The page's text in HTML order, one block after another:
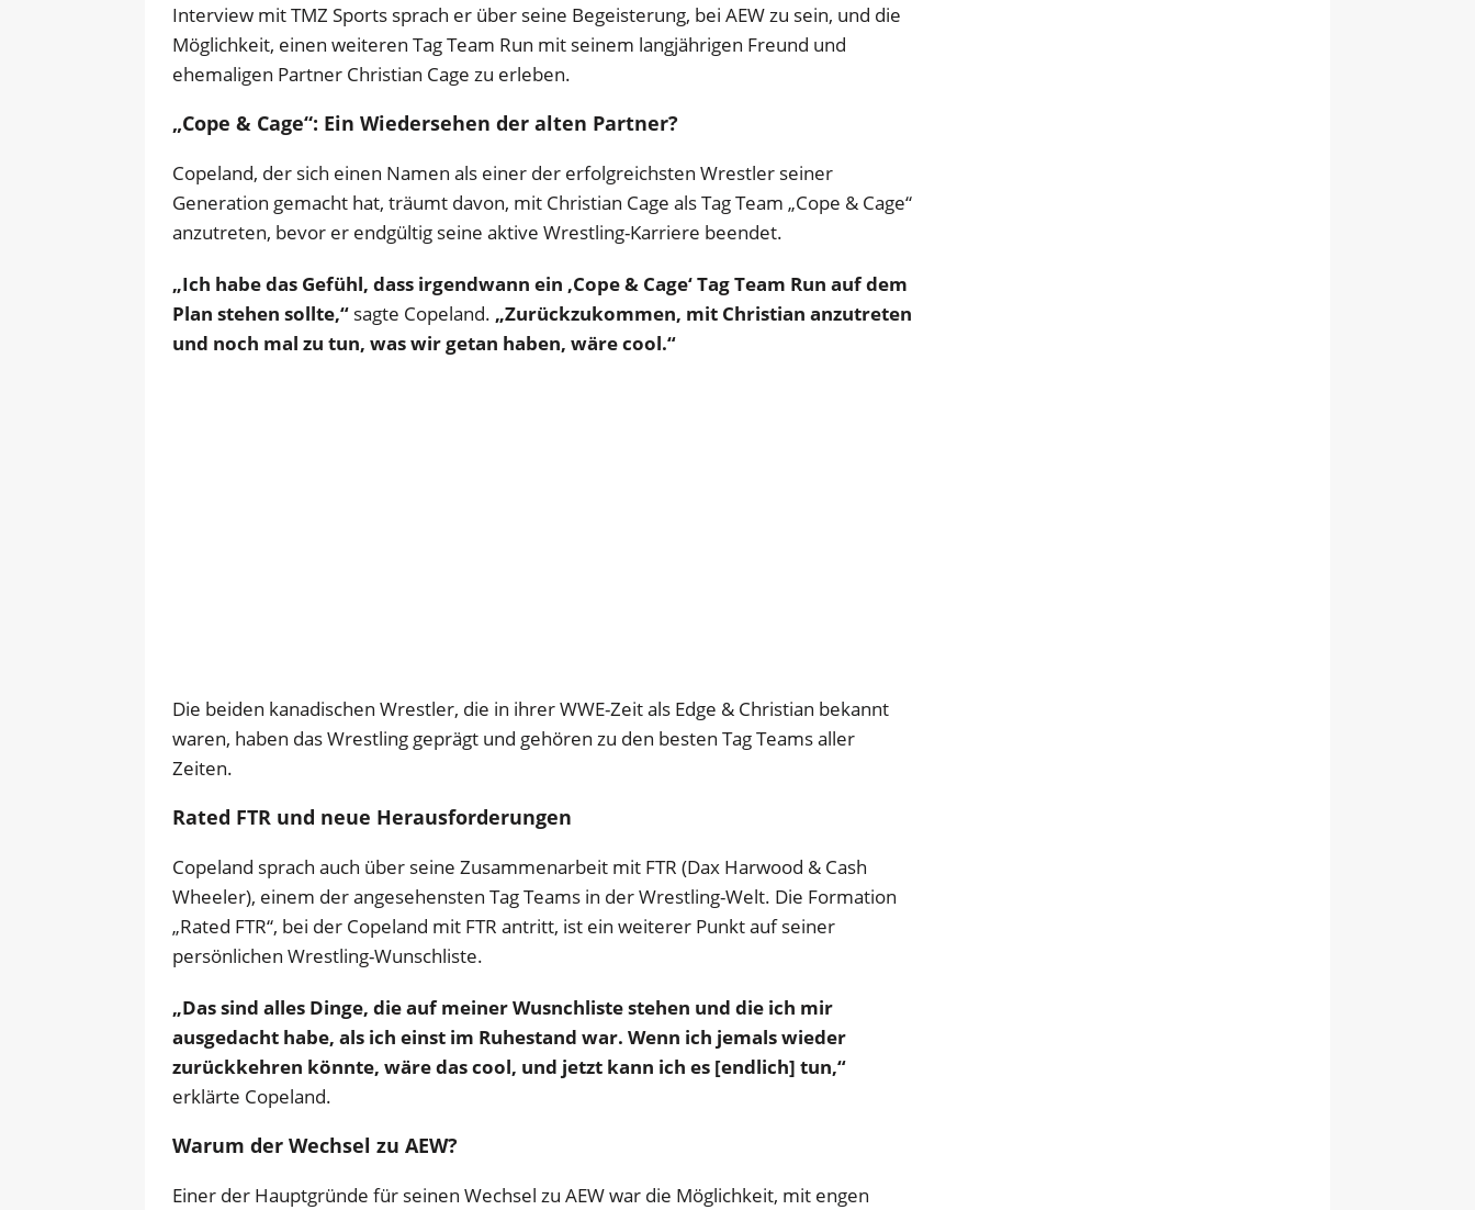
Interview mit TMZ Sports sprach er über seine Begeisterung, bei AEW zu sein, und die
Möglichkeit, einen weiteren Tag Team Run mit seinem langjährigen Freund und
ehemaligen Partner Christian Cage zu erleben.
„Cope & Cage“: Ein Wiedersehen der alten Partner?
Copeland, der sich einen Namen als einer der erfolgreichsten Wrestler seiner
Generation gemacht hat, träumt davon, mit Christian Cage als Tag Team „Cope & Cage“
anzutreten, bevor er endgültig seine aktive Wrestling-Karriere beendet.
„Ich habe das Gefühl, dass irgendwann ein ‚Cope & Cage‘ Tag Team Run auf dem
Plan stehen sollte,“ sagte Copeland. „Zurückzukommen, mit Christian anzutreten
und noch mal zu tun, was wir getan haben, wäre cool.“
Die beiden kanadischen Wrestler, die in ihrer WWE-Zeit als Edge & Christian bekannt
waren, haben das Wrestling geprägt und gehören zu den besten Tag Teams aller
Zeiten.
Rated FTR und neue Herausforderungen
Copeland sprach auch über seine Zusammenarbeit mit FTR (Dax Harwood & Cash
Wheeler), einem der angesehensten Tag Teams in der Wrestling-Welt. Die Formation
„Rated FTR“, bei der Copeland mit FTR antritt, ist ein weiterer Punkt auf seiner
persönlichen Wrestling-Wunschliste.
„Das sind alles Dinge, die auf meiner Wusnchliste stehen und die ich mir
ausgedacht habe, als ich einst im Ruhestand war. Wenn ich jemals wieder
zurückkehren könnte, wäre das cool, und jetzt kann ich es [endlich] tun,“
erklärte Copeland.
Warum der Wechsel zu AEW?
Einer der Hauptgründe für seinen Wechsel zu AEW war die Möglichkeit, mit engen